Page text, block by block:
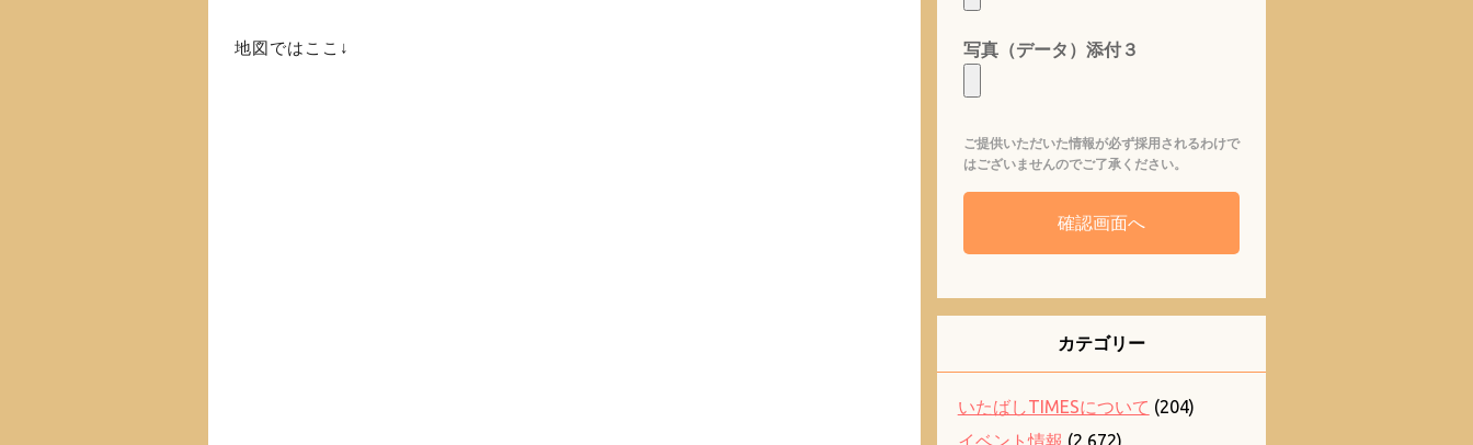
地図ではここ↓ 写真（データ）添付３
ご提供いただいた情報が必ず採用されるわけで
はございませんのでご了承ください。
カテゴリー
いたばしTIMESについて (204)
イベント情報 (2,672)